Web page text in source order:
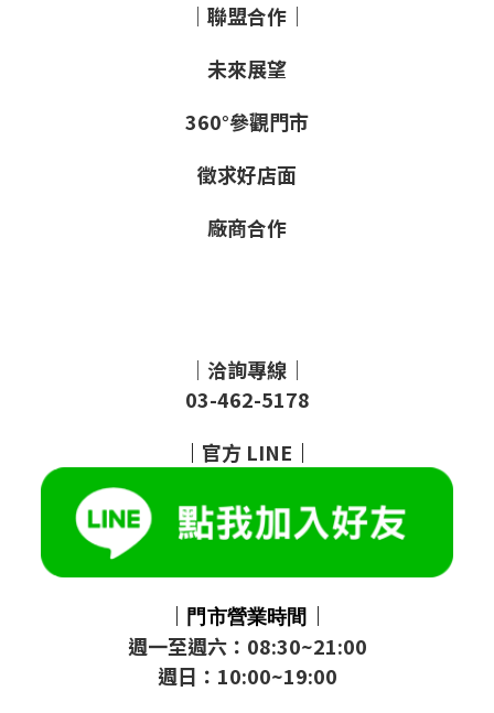
｜聯盟合作｜
未來展望
360°參觀門市
徵求好店面
廠商合作
｜洽詢專線｜
03-462-5178
｜ 官方 LINE ｜
｜ 門市營業時間 ｜
週一至週六：08:30~21:00
週日：10:00~19:00